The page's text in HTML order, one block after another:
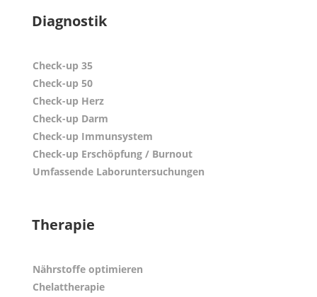
Diagnostik
Check-up 35
Check-up 50
Check-up Herz
Check-up Darm
Check-up Immunsystem
Check-up Erschöpfung / Burnout
Umfassende Laboruntersuchungen
Therapie
Nährstoffe optimieren
Chelattherapie